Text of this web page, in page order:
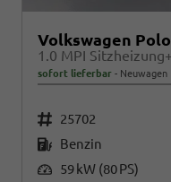
Volkswagen Polo
sofort lieferbar Neuwagen
Fahrzeugnr. 25702
Kraftstoff Benzin
Leistung 59 kW (80 PS)